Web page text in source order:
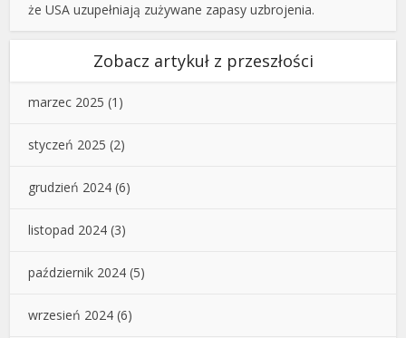
że USA uzupełniają zużywane zapasy uzbrojenia.
Zobacz artykuł z przeszłości
marzec 2025 (1)
styczeń 2025 (2)
grudzień 2024 (6)
listopad 2024 (3)
październik 2024 (5)
wrzesień 2024 (6)